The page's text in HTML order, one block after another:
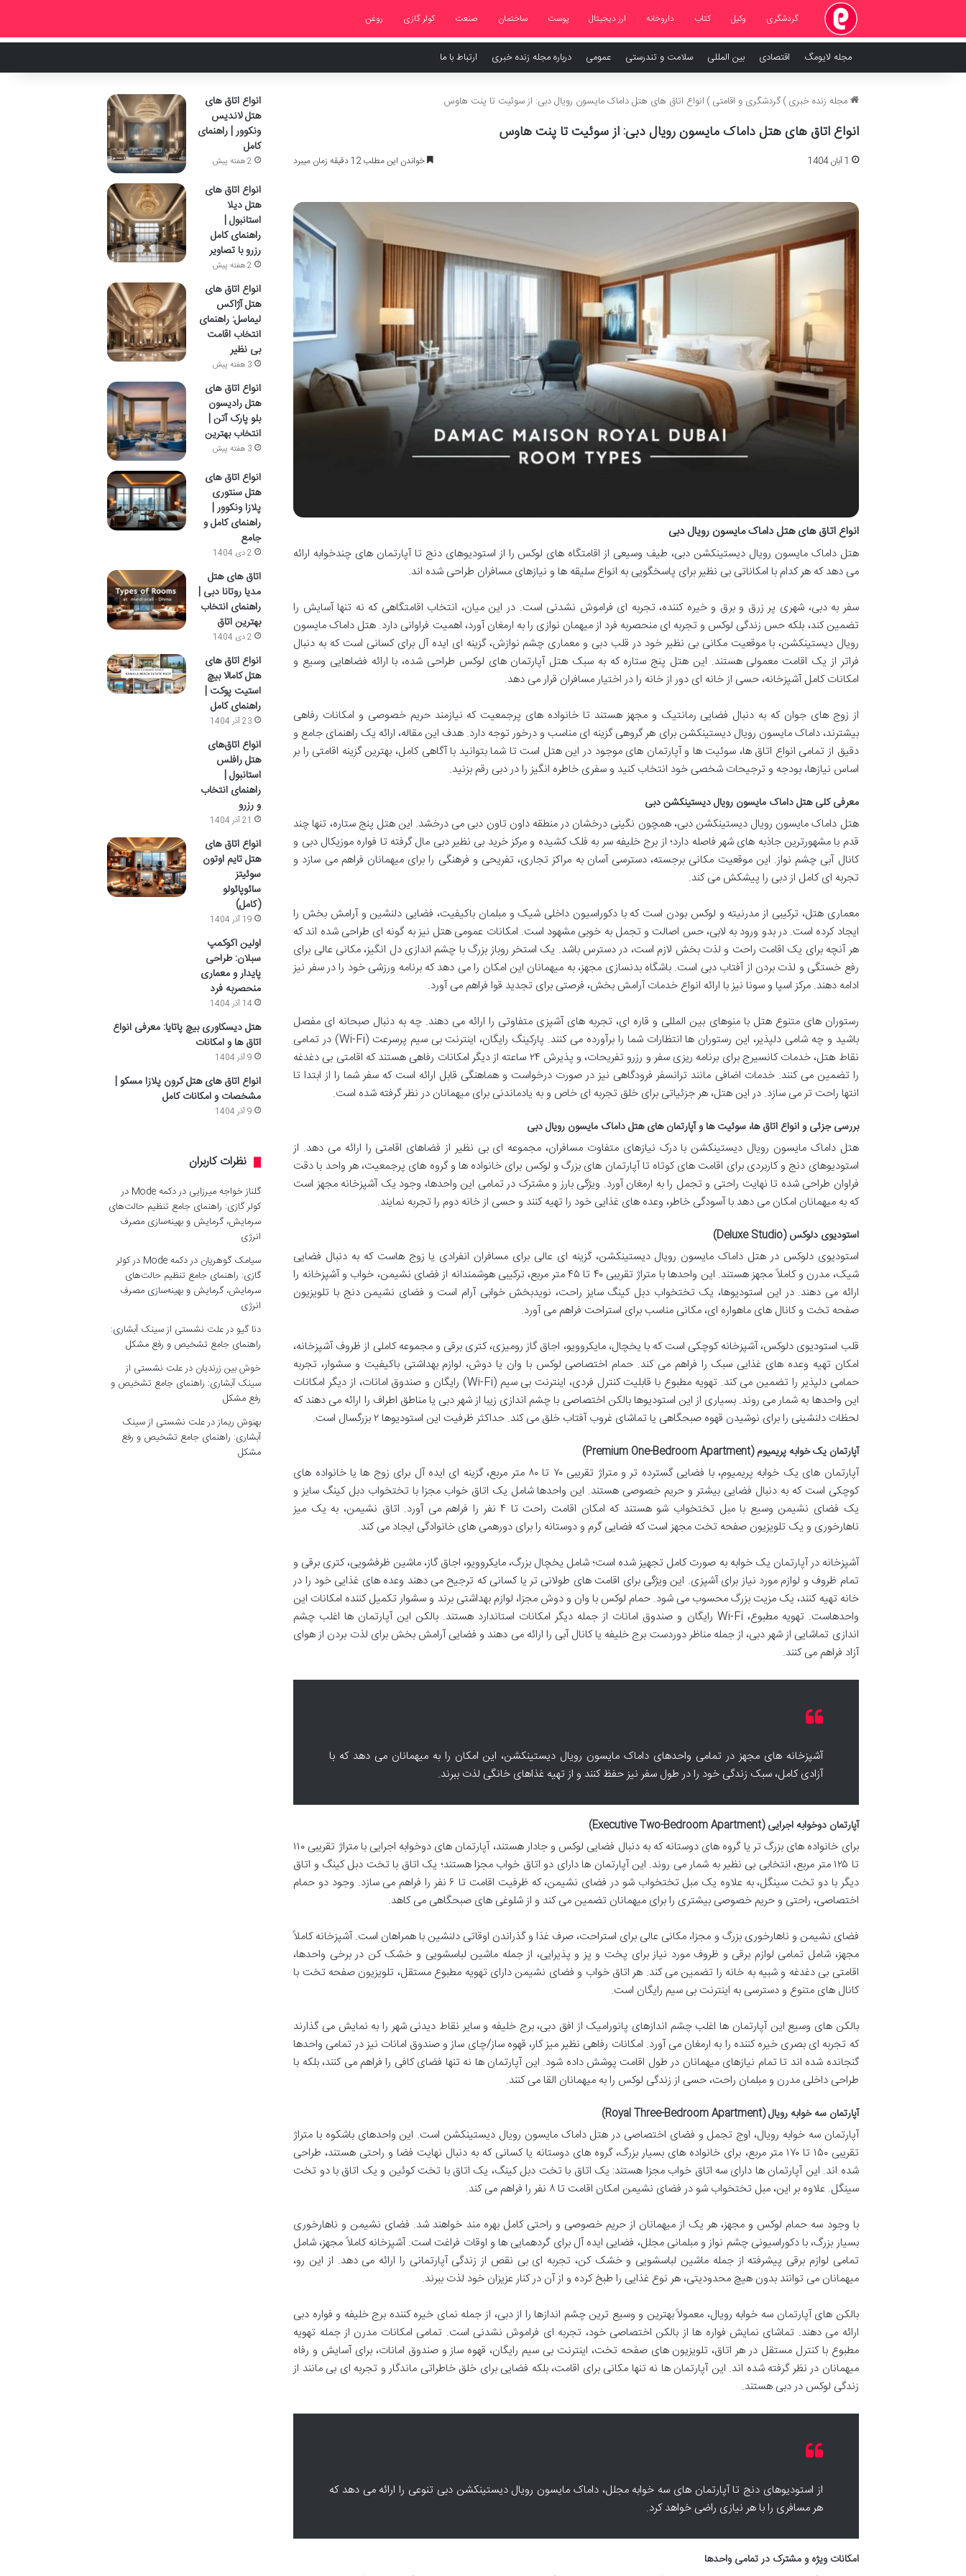
گردشگری وکیل کتاب داروخانه ارز دیجیتال پوست ساختمان صنعت کولر گازی روغن
مجله لایومگ اقتصادی بین المللی سلامت و تندرستی عمومی درباره مجله زنده خبری ارتباط با ما
مجله زنده خبری ) گردشگری و اقامتی ) انواع اتاق های هتل داماک مایسون رویال دبی: از سوئیت تا پنت هاوس
انواع اتاق های هتل داماک مایسون رویال دبی: از سوئیت تا پنت هاوس
1 آبان 1404 خواندن این مطلب 12 دقیقه زمان میبرد
انواع اتاق های هتل داماک مایسون رویال دبی
هتل داماک مایسون رویال دیستینکشن دبی، طیف وسیعی از اقامتگاه های لوکس را از استودیوهای دنج تا آپارتمان های چندخوابه ارائه
می دهد که هر کدام با امکاناتی بی نظیر برای پاسخگویی به انواع سلیقه ها و نیازهای مسافران طراحی شده اند.
سفر به دبی، شهری پر زرق و برق و خیره کننده، تجربه ای فراموش نشدنی است. در این میان، انتخاب اقامتگاهی که نه تنها آسایش را
تضمین کند، بلکه حس زندگی لوکس و تجربه ای منحصربه فرد از میهمان نوازی را به ارمغان آورد، اهمیت فراوانی دارد. هتل داماک مایسون
رویال دیستینکشن، با موقعیت مکانی بی نظیر خود در قلب دبی و معماری چشم نوازش، گزینه ای ایده آل برای کسانی است که به دنبال
فراتر از یک اقامت معمولی هستند. این هتل پنج ستاره که به سبک هتل آپارتمان های لوکس طراحی شده، با ارائه فضاهایی وسیع و
امکانات کامل آشپزخانه، حسی از خانه ای دور از خانه را در اختیار مسافران قرار می دهد.
از زوج های جوان که به دنبال فضایی رمانتیک و مجهز هستند تا خانواده های پرجمعیت که نیازمند حریم خصوصی و امکانات رفاهی
بیشترند، داماک مایسون رویال دیستینکشن برای هر گروهی گزینه ای مناسب و درخور توجه دارد. هدف این مقاله، ارائه یک راهنمای جامع و
دقیق از تمامی انواع اتاق ها، سوئیت ها و آپارتمان های موجود در این هتل است تا شما بتوانید با آگاهی کامل، بهترین گزینه اقامتی را بر
اساس نیازها، بودجه و ترجیحات شخصی خود انتخاب کنید و سفری خاطره انگیز را در دبی رقم بزنید.
معرفی کلی هتل داماک مایسون رویال دیستینکشن دبی
هتل داماک مایسون رویال دیستینکشن دبی، همچون نگینی درخشان در منطقه داون تاون دبی می درخشد. این هتل پنج ستاره، تنها چند
قدم با مشهورترین جاذبه های شهر فاصله دارد؛ از برج خلیفه سر به فلک کشیده و مرکز خرید بی نظیر دبی مال گرفته تا فواره موزیکال دبی و
کانال آبی چشم نواز. این موقعیت مکانی برجسته، دسترسی آسان به مراکز تجاری، تفریحی و فرهنگی را برای میهمانان فراهم می سازد و
تجربه ای کامل از دبی را پیشکش می کند.
معماری هتل، ترکیبی از مدرنیته و لوکس بودن است که با دکوراسیون داخلی شیک و مبلمان باکیفیت، فضایی دلنشین و آرامش بخش را
ایجاد کرده است. در بدو ورود به لابی، حس اصالت و تجمل به خوبی مشهود است. امکانات عمومی هتل نیز به گونه ای طراحی شده اند که
هر آنچه برای یک اقامت راحت و لذت بخش لازم است، در دسترس باشد. یک استخر روباز بزرگ با چشم اندازی دل انگیز، مکانی عالی برای
رفع خستگی و لذت بردن از آفتاب دبی است. باشگاه بدنسازی مجهز، به میهمانان این امکان را می دهد که برنامه ورزشی خود را در سفر نیز
ادامه دهند. مرکز اسپا و سونا نیز با ارائه انواع خدمات آرامش بخش، فرصتی برای تجدید قوا فراهم می آورد.
رستوران های متنوع هتل با منوهای بین المللی و قاره ای، تجربه های آشپزی متفاوتی را ارائه می دهند. چه به دنبال صبحانه ای مفصل
باشید و چه شامی دلپذیر، این رستوران ها انتظارات شما را برآورده می کنند. پارکینگ رایگان، اینترنت بی سیم پرسرعت (Wi-Fi) در تمامی
نقاط هتل، خدمات کانسیرج برای برنامه ریزی سفر و رزرو تفریحات، و پذیرش ۲۴ ساعته از دیگر امکانات رفاهی هستند که اقامتی بی دغدغه
را تضمین می کنند. خدمات اضافی مانند ترانسفر فرودگاهی نیز در صورت درخواست و هماهنگی قابل ارائه است که سفر شما را از ابتدا تا
انتها راحت تر می سازد. در این هتل، هر جزئیاتی برای خلق تجربه ای خاص و به یادماندنی برای میهمانان در نظر گرفته شده است.
بررسی جزئی و انواع اتاق ها، سوئیت ها و آپارتمان های هتل داماک مایسون رویال دبی
هتل داماک مایسون رویال دیستینکشن با درک نیازهای متفاوت مسافران، مجموعه ای بی نظیر از فضاهای اقامتی را ارائه می دهد. از
استودیوهای دنج و کاربردی برای اقامت های کوتاه تا آپارتمان های بزرگ و لوکس برای خانواده ها و گروه های پرجمعیت، هر واحد با دقت
فراوان طراحی شده تا نهایت راحتی و تجمل را به ارمغان آورد. ویژگی بارز و مشترک در تمامی این واحدها، وجود یک آشپزخانه مجهز است
که به میهمانان امکان می دهد با آسودگی خاطر، وعده های غذایی خود را تهیه کنند و حسی از خانه دوم را تجربه نمایند.
استودیوی دلوکس (Deluxe Studio)
استودیوی دلوکس در هتل داماک مایسون رویال دیستینکشن، گزینه ای عالی برای مسافران انفرادی یا زوج هاست که به دنبال فضایی
شیک، مدرن و کاملاً مجهز هستند. این واحدها با متراژ تقریبی ۴۰ تا ۴۵ متر مربع، ترکیبی هوشمندانه از فضای نشیمن، خواب و آشپزخانه را
ارائه می دهند. در این استودیوها، یک تختخواب دبل کینگ سایز راحت، نویدبخش خوابی آرام است و فضای نشیمن دنج با تلویزیون
صفحه تخت و کانال های ماهواره ای، مکانی مناسب برای استراحت فراهم می آورد.
قلب استودیوی دلوکس، آشپزخانه کوچکی است که با یخچال، مایکروویو، اجاق گاز رومیزی، کتری برقی و مجموعه کاملی از ظروف آشپزخانه،
امکان تهیه وعده های غذایی سبک را فراهم می کند. حمام اختصاصی لوکس با وان یا دوش، لوازم بهداشتی باکیفیت و سشوار، تجربه
حمامی دلپذیر را تضمین می کند. تهویه مطبوع با قابلیت کنترل فردی، اینترنت بی سیم (Wi-Fi) رایگان و صندوق امانات، از دیگر امکانات
این واحدها به شمار می روند. بسیاری از این استودیوها بالکن اختصاصی با چشم اندازی زیبا از شهر دبی یا مناطق اطراف را ارائه می دهند که
لحظات دلنشینی را برای نوشیدن قهوه صبحگاهی یا تماشای غروب آفتاب خلق می کند. حداکثر ظرفیت این استودیوها ۲ بزرگسال است.
آپارتمان یک خوابه پریمیوم (Premium One-Bedroom Apartment)
آپارتمان های یک خوابه پریمیوم، با فضایی گسترده تر و متراژ تقریبی ۷۰ تا ۸۰ متر مربع، گزینه ای ایده آل برای زوج ها یا خانواده های
کوچکی است که به دنبال فضایی بیشتر و حریم خصوصی هستند. این واحدها شامل یک اتاق خواب مجزا با تختخواب دبل کینگ سایز و
یک فضای نشیمن وسیع با مبل تختخواب شو هستند که امکان اقامت راحت تا ۴ نفر را فراهم می آورد. اتاق نشیمن، به یک میز
ناهارخوری و یک تلویزیون صفحه تخت مجهز است که فضایی گرم و دوستانه را برای دورهمی های خانوادگی ایجاد می کند.
آشپزخانه در آپارتمان یک خوابه به صورت کامل تجهیز شده است؛ شامل یخچال بزرگ، مایکروویو، اجاق گاز، ماشین ظرفشویی، کتری برقی و
تمام ظروف و لوازم مورد نیاز برای آشپزی. این ویژگی برای اقامت های طولانی تر یا کسانی که ترجیح می دهند وعده های غذایی خود را در
خانه تهیه کنند، یک مزیت بزرگ محسوب می شود. حمام لوکس با وان و دوش مجزا، لوازم بهداشتی برند و سشوار تکمیل کننده امکانات این
واحدهاست. تهویه مطبوع، Wi-Fi رایگان و صندوق امانات از جمله دیگر امکانات استاندارد هستند. بالکن این آپارتمان ها اغلب چشم
اندازی تماشایی از شهر دبی، از جمله مناظر دوردست برج خلیفه یا کانال آبی را ارائه می دهند و فضایی آرامش بخش برای لذت بردن از هوای
آزاد فراهم می کنند.
آشپزخانه های مجهز در تمامی واحدهای داماک مایسون رویال دیستینکشن، این امکان را به میهمانان می دهد که با
آزادی کامل، سبک زندگی خود را در طول سفر نیز حفظ کنند و از تهیه غذاهای خانگی لذت ببرند.
آپارتمان دوخوابه اجرایی (Executive Two-Bedroom Apartment)
برای خانواده های بزرگ تر یا گروه های دوستانه که به دنبال فضایی لوکس و جادار هستند، آپارتمان های دوخوابه اجرایی با متراژ تقریبی ۱۱۰
تا ۱۲۵ متر مربع، انتخابی بی نظیر به شمار می روند. این آپارتمان ها دارای دو اتاق خواب مجزا هستند؛ یک اتاق با تخت دبل کینگ و اتاق
دیگر با دو تخت سینگل، به علاوه یک مبل تختخواب شو در فضای نشیمن، که ظرفیت اقامت تا ۶ نفر را فراهم می سازد. وجود دو حمام
اختصاصی، راحتی و حریم خصوصی بیشتری را برای میهمانان تضمین می کند و از شلوغی های صبحگاهی می کاهد.
فضای نشیمن و ناهارخوری بزرگ و مجزا، مکانی عالی برای استراحت، صرف غذا و گذراندن اوقاتی دلنشین با همراهان است. آشپزخانه کاملاً
مجهز، شامل تمامی لوازم برقی و ظروف مورد نیاز برای پخت و پز و پذیرایی، از جمله ماشین لباسشویی و خشک کن در برخی واحدها،
اقامتی بی دغدغه و شبیه به خانه را تضمین می کند. هر اتاق خواب و فضای نشیمن دارای تهویه مطبوع مستقل، تلویزیون صفحه تخت با
کانال های متنوع و دسترسی به اینترنت بی سیم رایگان است.
بالکن های وسیع این آپارتمان ها اغلب چشم اندازهای پانورامیک از افق دبی، برج خلیفه و سایر نقاط دیدنی شهر را به نمایش می گذارند
که تجربه ای بصری خیره کننده را به ارمغان می آورد. امکانات رفاهی نظیر میز کار، قهوه ساز/چای ساز و صندوق امانات نیز در تمامی واحدها
گنجانده شده اند تا تمام نیازهای میهمانان در طول اقامت پوشش داده شود. این آپارتمان ها نه تنها فضای کافی را فراهم می کنند، بلکه با
طراحی داخلی مدرن و مبلمان راحت، حسی از زندگی لوکس را به میهمانان القا می کنند.
آپارتمان سه خوابه رویال (Royal Three-Bedroom Apartment)
آپارتمان سه خوابه رویال، اوج تجمل و فضای اختصاصی در هتل داماک مایسون رویال دیستینکشن است. این واحدهای باشکوه با متراژ
تقریبی ۱۵۰ تا ۱۷۰ متر مربع، برای خانواده های بسیار بزرگ، گروه های دوستانه یا کسانی که به دنبال نهایت فضا و راحتی هستند، طراحی
شده اند. این آپارتمان ها دارای سه اتاق خواب مجزا هستند: یک اتاق با تخت دبل کینگ، یک اتاق با تخت کوئین و یک اتاق با دو تخت
سینگل. علاوه بر این، مبل تختخواب شو در فضای نشیمن امکان اقامت تا ۸ نفر را فراهم می کند.
با وجود سه حمام لوکس و مجهز، هر یک از میهمانان از حریم خصوصی و راحتی کامل بهره مند خواهند شد. فضای نشیمن و ناهارخوری
بسیار بزرگ، با دکوراسیونی چشم نواز و مبلمانی مجلل، فضایی ایده آل برای گردهمایی ها و اوقات فراغت است. آشپزخانه کاملاً مجهز، شامل
تمامی لوازم برقی پیشرفته از جمله ماشین لباسشویی و خشک کن، تجربه ای بی نقص از زندگی آپارتمانی را ارائه می دهد. از این رو،
میهمانان می توانند بدون هیچ محدودیتی، هر نوع غذایی را طبخ کرده و از آن در کنار عزیزان خود لذت ببرند.
بالکن های آپارتمان سه خوابه رویال، معمولاً بهترین و وسیع ترین چشم اندازها را از دبی، از جمله نمای خیره کننده برج خلیفه و فواره دبی
ارائه می دهند. تماشای نمایش فواره ها از بالکن اختصاصی خود، تجربه ای فراموش نشدنی است. تمامی امکانات مدرن از جمله تهویه
مطبوع با کنترل مستقل در هر اتاق، تلویزیون های صفحه تخت، اینترنت بی سیم رایگان، قهوه ساز و صندوق امانات، برای آسایش و رفاه
میهمانان در نظر گرفته شده اند. این آپارتمان ها نه تنها مکانی برای اقامت، بلکه فضایی برای خلق خاطراتی ماندگار و تجربه ای بی مانند از
زندگی لوکس در دبی هستند.
از استودیوهای دنج تا آپارتمان های سه خوابه مجلل، داماک مایسون رویال دیستینکشن دبی تنوعی را ارائه می دهد که
هر مسافری را با هر نیازی راضی خواهد کرد.
امکانات ویژه و مشترک در تمامی واحدها
انواع اتاق های
هتل لاندیس
ونکوور | راهنمای
کامل
2 هفته پیش
انواع اتاق های
هتل دیلا
استانبول |
راهنمای کامل
رزرو با تصاویر
2 هفته پیش
انواع اتاق های
هتل آژاکس
لیماسل: راهنمای
انتخاب اقامت
بی نظیر
3 هفته پیش
انواع اتاق های
هتل رادیسون
بلو پارک آتن |
انتخاب بهترین
3 هفته پیش
انواع اتاق های
هتل سنتوری
پلازا ونکوور |
راهنمای کامل و
جامع
2 دی 1404
اتاق‌ های هتل
مدیا روتانا دبی |
راهنمای انتخاب
بهترین اتاق
2 دی 1404
انواع اتاق های
هتل کامالا بیچ
استیت پوکت |
راهنمای کامل
23 آذر 1404
انواع اتاق‌های
هتل رافلس
استانبول |
راهنمای انتخاب
و رزرو
21 آذر 1404
انواع اتاق های
هتل تایم اوتون
سوئیتز
سائوپائولو
(کامل)
19 آذر 1404
اولین اکوکمپ
سبلان: طراحی
پایدار و معماری
منحصربه فرد
14 آذر 1404
هتل دیسکاوری بیچ پاتایا: معرفی انواع
اتاق ها و امکانات
9 آذر 1404
انواع اتاق های هتل کرون پلازا مسکو |
مشخصات و امکانات کامل
9 آذر 1404
نظرات کاربران
گلناز خواجه میرزایی در
دکمه Mode در
کولر گازی: راهنمای جامع تنظیم حالت‌های
سرمایش، گرمایش و بهینه‌سازی مصرف
انرژی
سیامک گوهریان در
دکمه Mode در کولر
گازی: راهنمای جامع تنظیم حالت‌های
سرمایش، گرمایش و بهینه‌سازی مصرف
انرژی
دنا گیو درعلت نشستی از سینک آبشاری:
راهنمای جامع تشخیص و رفع مشکل
خوش بین زرندیان درعلت نشستی از
سینک آبشاری: راهنمای جامع تشخیص و
رفع مشکل
بهنوش ریمازدرعلت نشستی از سینک
آبشاری: راهنمای جامع تشخیص و رفع
مشکل